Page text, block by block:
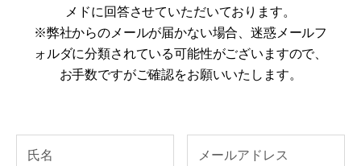
メドに回答させていただいております。
※弊社からのメールが届かない場合、迷惑メールフ
ォルダに分類されている可能性がございますので、
お手数ですがご確認をお願いいたします。